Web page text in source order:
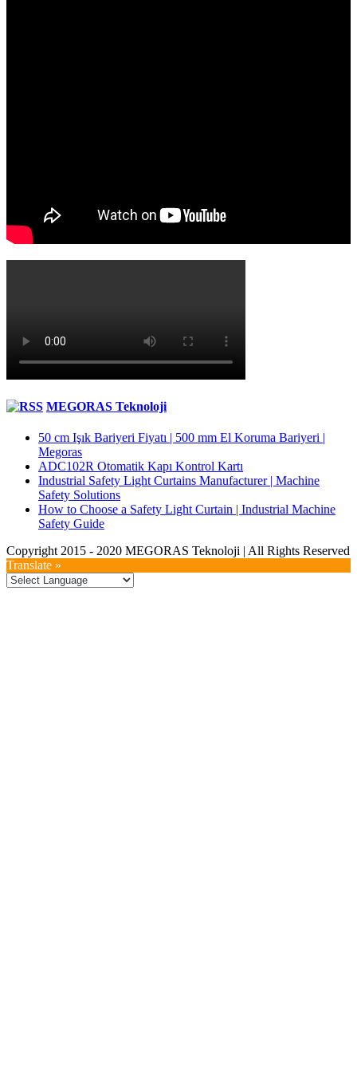
MEGORAS Teknoloji
50 cm Işık Bariyeri Fiyatı | 500 mm El Koruma Bariyeri |
Megoras
ADC102R Otomatik Kapı Kontrol Kartı
Industrial Safety Light Curtains Manufacturer | Machine
Safety Solutions
How to Choose a Safety Light Curtain | Industrial Machine
Safety Guide
Copyright 2015 - 2020 MEGORAS Teknoloji | All Rights Reserved
YouTube
Twitter
LinkedIn
Facebook
Toggle
Sliding
Translate »